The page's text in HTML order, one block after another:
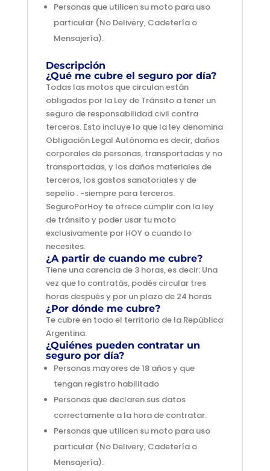
Personas que utilicen su moto para uso
particular (No Delivery, Cadetería o
Mensajería).
Descripción
¿Qué me cubre el seguro por día?
Todas las motos que circulan están
obligados por la Ley de Tránsito a tener un
seguro de responsabilidad civil contra
terceros. Esto incluye lo que la ley denomina
Obligación Legal Autónoma es decir, daños
corporales de personas, transportadas y no
transportadas, y los daños materiales de
terceros, los gastos sanatoriales y de
sepelio . -siempre para terceros.
SeguroPorHoy te ofrece cumplir con la ley
de tránsito y poder usar tu moto
exclusivamente por HOY o cuando lo
necesites.
¿A partir de cuando me cubre?
Tiene una carencia de 3 horas, es decir: Una
vez que lo contratás, podés circular tres
horas después y por un plazo de 24 horas
¿Por dónde me cubre?
Te cubre en todo el territorio de la República
Argentina.
¿Quiénes pueden contratar un
seguro por día?
Personas mayores de 18 años y que
tengan registro habilitado
Personas que declaren sus datos
correctamente a la hora de contratar.
Personas que utilicen su moto para uso
particular (No Delivery, Cadetería o
Mensajería).